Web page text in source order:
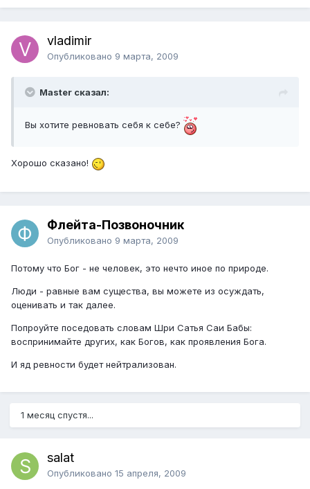
vladimir
Опубликовано 9 марта, 2009
Master сказал:
Вы хотите ревновать себя к себе?
Хорошо сказано!
Флейта-Позвоночник
Опубликовано 9 марта, 2009
Потому что Бог - не человек, это нечто иное по природе.
Люди - равные вам существа, вы можете из осуждать,
оценивать и так далее.
Попроуйте поседовать словам Шри Сатья Саи Бабы:
воспринимайте других, как Богов, как проявления Бога.
И яд ревности будет нейтрализован.
1 месяц спустя...
salat
Опубликовано 15 апреля, 2009